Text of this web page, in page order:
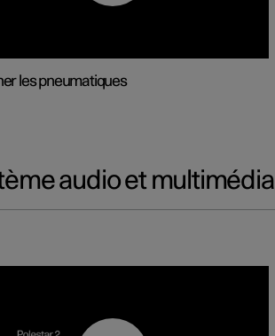
les pneumatiques
audio et multimédia